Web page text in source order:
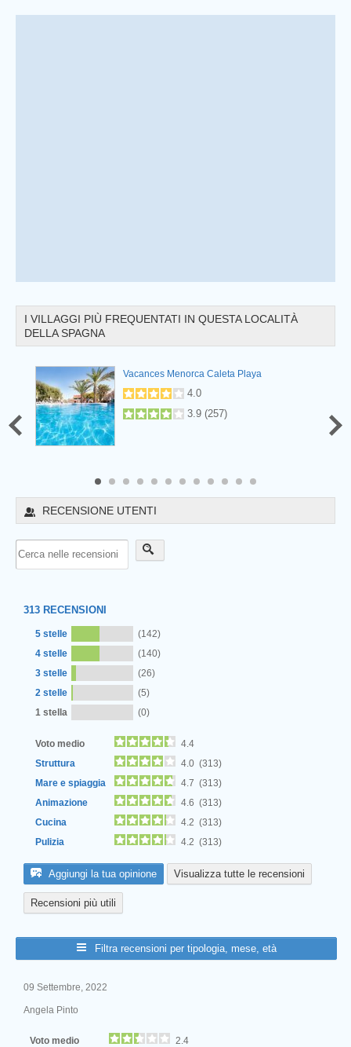
I VILLAGGI PIÙ FREQUENTATI IN QUESTA LOCALITÀ
DELLA SPAGNA
Vacances Menorca Caleta Playa
4.0
3.9 (257)
RECENSIONE UTENTI
313 RECENSIONI
5 stelle
(142)
4 stelle
(140)
3 stelle
(26)
2 stelle
(5)
1 stella
(0)
Voto medio
4.4
Struttura
4.0 (313)
Mare e spiaggia
4.7 (313)
Animazione
4.6 (313)
Cucina
4.2 (313)
Pulizia
4.2 (313)
Aggiungi la tua opinione Visualizza tutte le recensioni
Recensioni più utili
Filtra recensioni per tipologia, mese, età
09 Settembre, 2022
Angela Pinto
Voto medio
2.4